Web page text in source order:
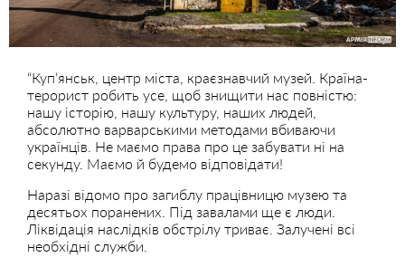
“Купʼянськ, центр міста, краєзнавчий музей. Країна-
терорист робить усе, щоб знищити нас повністю:
нашу історію, нашу культуру, наших людей,
абсолютно варварськими методами вбиваючи
українців. Не маємо права про це забувати ні на
секунду. Маємо й будемо відповідати!
Наразі відомо про загиблу працівницю музею та
десятьох поранених. Під завалами ще є люди.
Ліквідація наслідків обстрілу триває. Залучені всі
необхідні служби.